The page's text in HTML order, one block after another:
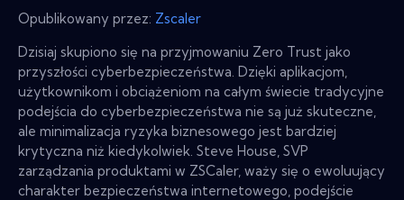
Opublikowany przez: Zscaler
Dzisiaj skupiono się na przyjmowaniu Zero Trust jako
przyszłości cyberbezpieczeństwa. Dzięki aplikacjom,
użytkownikom i obciążeniom na całym świecie tradycyjne
podejścia do cyberbezpieczeństwa nie są już skuteczne,
ale minimalizacja ryzyka biznesowego jest bardziej
krytyczna niż kiedykolwiek. Steve House, SVP
zarządzania produktami w ZSCaler, waży się o ewoluujący
charakter bezpieczeństwa internetowego, podejście